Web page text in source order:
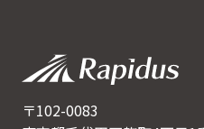
〒102-0083